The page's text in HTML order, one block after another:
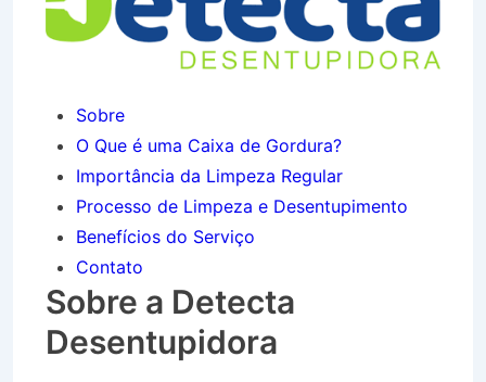
Sobre
O Que é uma Caixa de Gordura?
Importância da Limpeza Regular
Processo de Limpeza e Desentupimento
Benefícios do Serviço
Contato
Sobre a Detecta
Desentupidora